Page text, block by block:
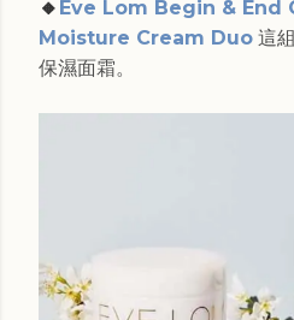
🔸 Eve Lom Begin & End
Moisture Cream Duo 這
保濕面霜。